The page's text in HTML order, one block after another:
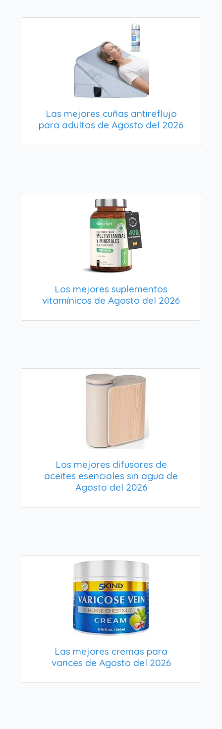
Las mejores cuñas antireflujo
para adultos de Agosto del 2026
Los mejores suplementos
vitamínicos de Agosto del 2026
Los mejores difusores de
aceites esenciales sin agua de
Agosto del 2026
Las mejores cremas para
varices de Agosto del 2026